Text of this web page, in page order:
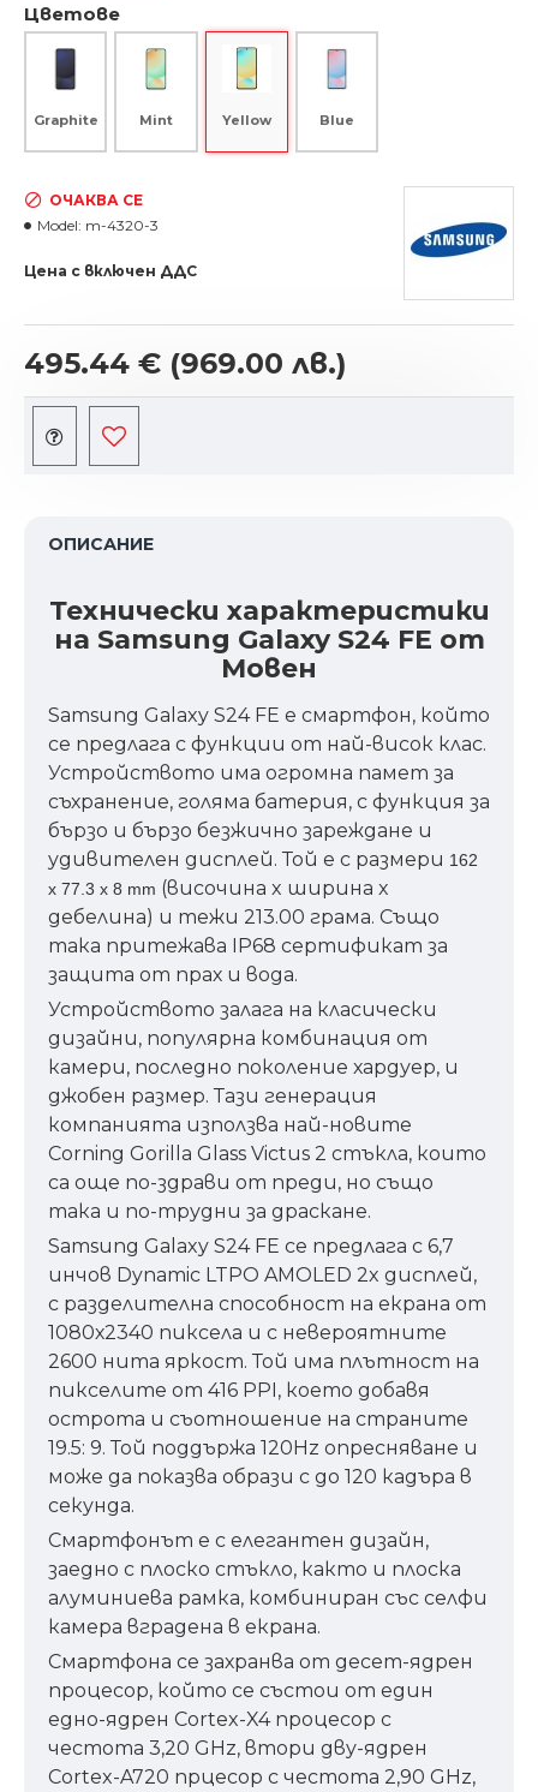
Цветове
Graphite Mint Yellow Blue
495.44 € (969.00 лв.)
ОЧАКВА СЕ
Model: m-4320-3
Цена с включен ДДС
ОПИСАНИЕ
Технически характеристики
на Samsung Galaxy S24 FE от
Мовен
Samsung Galaxy S24 FE е смартфон, който
се предлага с функции от най-висок клас.
Устройството има огромна памет за
съхранение, голяма батерия, с функция за
бързо и бързо безжично зареждане и
удивителен дисплей. Той е с размери 162
x 77.3 x 8 mm (височина x ширина x
дебелина) и тежи 213.00 грама. Също
така притежава IP68 сертификат за
защита от прах и вода.
Устройството залага на класически
дизайни, популярна комбинация от
камери, последно поколение хардуер, и
джобен размер. Тази генерация
компанията използва най-новите
Corning Gorilla Glass Victus 2 стъкла, които
са още по-здрави от преди, но също
така и по-трудни за драскане.
Samsung Galaxy S24 FE се предлага с 6,7
инчов Dynamic LTPO AMOLED 2x дисплей,
с разделителна способност на екрана от
1080х2340 пиксела и с невероятните
2600 нита яркост. Той има плътност на
пикселите от 416 PPI, което добавя
острота и съотношение на страните
19.5: 9. Той поддържа 120Hz опресняване и
може да показва образи с до 120 кадъра в
секунда.
Смартфонът е с елегантен дизайн,
заедно с плоскo стъклo, както и плоска
алуминиева рамка, комбиниран със селфи
камера вградена в екрана.
Смартфона се захранва от десет-ядрен
процесор, който се състои от един
едно-ядрен Cortex-X4 процесор с
честота 3,20 GHz, втори дву-ядрен
Cortex-A720 прцесор с честота 2,90 GHz,